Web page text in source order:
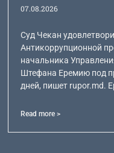
07.08.2026
Суд Чекан
Антикоррупционной
начальника
Штефана Еремию под
дней, пишет rupor.md.
Read more >